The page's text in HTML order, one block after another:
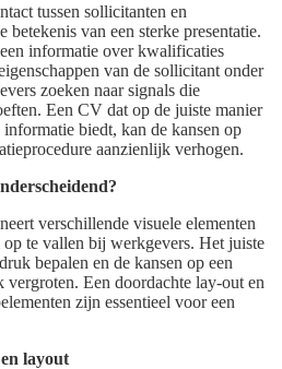
tussen sollicitanten en
van een sterke presentatie.
informatie over kwalificaties
van de sollicitant onder
zoeken naar signals die
Een CV dat op de juiste manier
biedt, kan de kansen op
aanzienlijk verhogen.
verschillende visuele elementen
te vallen bij werkgevers. Het juiste
bepalen en de kansen op een
Een doordachte lay-out en
zijn essentieel voor een
layout